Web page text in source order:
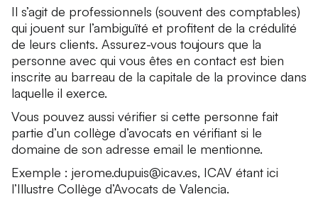
Il s’agit de professionnels (souvent des comptables)
qui jouent sur l’ambiguïté et profitent de la crédulité
de leurs clients. Assurez-vous toujours que la
personne avec qui vous êtes en contact est bien
inscrite au barreau de la capitale de la province dans
laquelle il exerce.
Vous pouvez aussi vérifier si cette personne fait
partie d’un collège d’avocats en vérifiant si le
domaine de son adresse email le mentionne.
Exemple : jerome.dupuis@icav.es, ICAV étant ici
l’Illustre Collège d’Avocats de Valencia.